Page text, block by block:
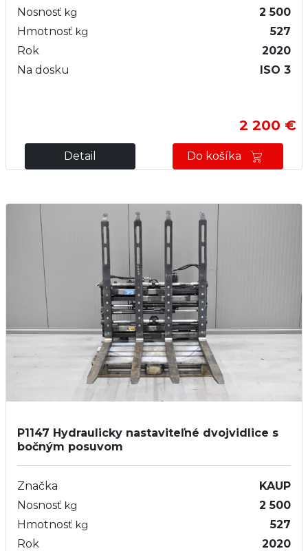
Nosnosť kg
2 500
Hmotnosť kg
527
Rok
2020
Na dosku
ISO 3
2 200 €
Detail Do košíka
P1147 Hydraulicky nastaviteľné dvojvidlice s
bočným posuvom
Značka
KAUP
Nosnosť kg
2 500
Hmotnosť kg
527
Rok
2020